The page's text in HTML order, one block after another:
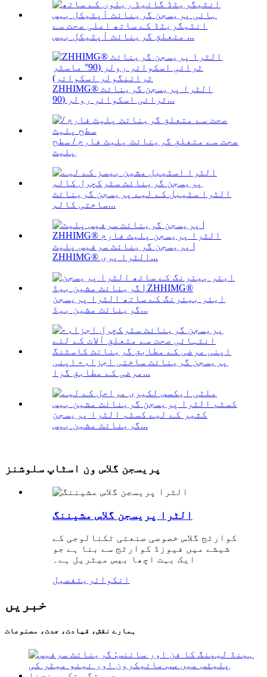
انٹیگریٹڈ کے ساتھ اعلی صحت سے
متعلق گرینائٹ آپٹیکل بیس ...
ZHHIMG® الٹرا پریسجن گرینائٹ
ٹرائی اسکوائر رولر (90...
صحت سے متعلق گرینائٹ پلیٹ فارم / سطح
پلیٹ
الٹرا سٹیبل کے لیے پریسجن گرینائٹ
ساختی کالم...
پریسجن گرینائٹ سرفیس پلیٹ |
ZHHIMG® الٹرا پری...
ایئر بیئرنگ کے ساتھ الٹرا پریسجن
گرینائٹ مشین بیڈ...
پریسجن گرینائٹ ساختی اجزاء - اپنی
مرضی کے مطابق گرا...
کثیر کے لیے کسٹم الٹرا پریسجن
گرینائٹ مشین بیس...
پریسجن گلاس ون اسٹاپ سلوشنز
الٹرا پریسجن گلاس مشیننگ
کوارٹج گلاس خصوصی صنعتی ٹکنالوجی کے
شیشے میں فیوزڈ کوارٹج سے بنا ہے جو
ایک بہت اچھا بیس میٹریل ہے۔
انکوائری تفصیل
خبریں
ہمارے نقش، قیادت، جدت، مصنوعات